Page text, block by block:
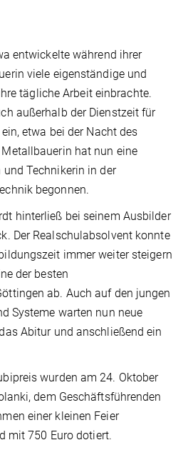
entwickelte während ihrer
viele eigenständige und
tägliche Arbeit einbrachte.
außerhalb der Dienstzeit für
etwa bei der Nacht des
hat nun eine
Technikerin in der
begonnen.
hinterließ bei seinem Ausbilder
Der Realschulabsolvent konnte
immer weiter steigern
der besten
ab. Auch auf den jungen
Systeme warten nun neue
Abitur und anschließend ein
wurden am 24. Oktober
dem Geschäftsführenden
einer kleinen Feier
mit 750 Euro dotiert.